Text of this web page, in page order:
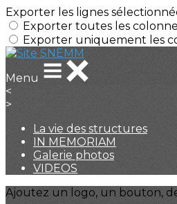
Exporter les lignes
Exporter toutes les
Exporter uniquement les
Menu
<
>
La vie des structures
IN MEMORIAM
Galerie photos
VIDEOS
Ajoutez un logo, un bouton,